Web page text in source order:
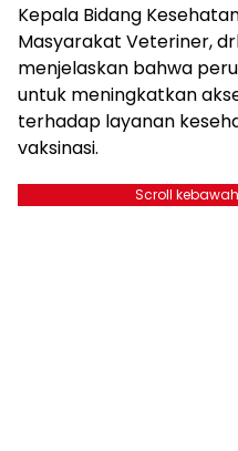
Kepala Bidang
Masyarakat Veteriner,
menjelaskan bahwa
untuk meningkatkan
terhadap layanan
vaksinasi.
Scroll